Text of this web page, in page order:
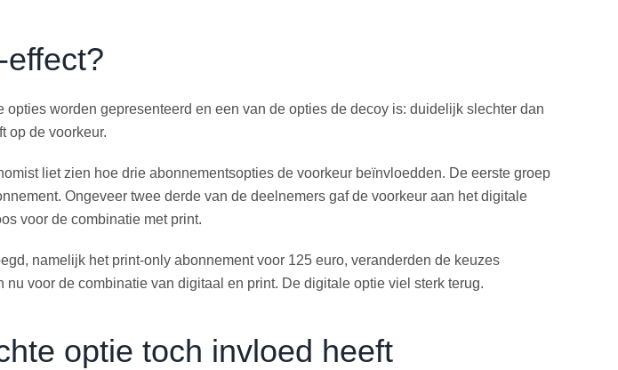
opties worden gepresenteerd en een van de opties de decoy is: duidelijk slechter dan
op de voorkeur.
liet zien hoe drie abonnementsopties de voorkeur beïnvloedden. De eerste groep
Ongeveer twee derde van de deelnemers gaf de voorkeur aan het digitale
voor de combinatie met print.
namelijk het print-only abonnement voor 125 euro, veranderden de keuzes
voor de combinatie van digitaal en print. De digitale optie viel sterk terug.
optie toch invloed heeft